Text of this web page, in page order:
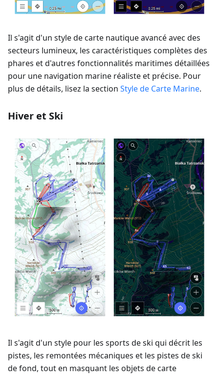
Il s'agit d'un style de carte nautique avancé avec des
secteurs lumineux, les caractéristiques complètes des
phares et d'autres fonctionnalités maritimes détaillées
pour une navigation marine réaliste et précise. Pour
plus de détails, lisez la section Style de Carte Marine.
Hiver et Ski
Il s'agit d'un style pour les sports de ski qui décrit les
pistes, les remontées mécaniques et les pistes de ski
de fond, tout en masquant les objets de carte